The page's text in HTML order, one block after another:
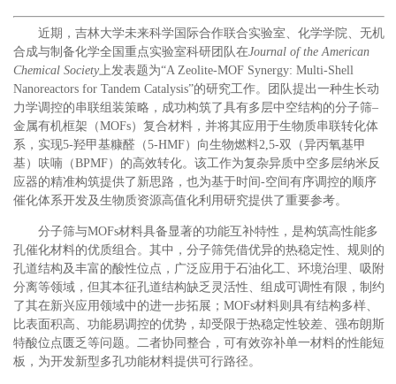
近期，吉林大学未来科学国际合作联合实验室、化学学院、无机
合成与制备化学全国重点实验室科研团队在Journal of the American
Chemical Society 上发表题为“A Zeolite-MOF Synergy: Multi-Shell
Nanoreactors for Tandem Catalysis”的研究工作。团队提出一种生长动
力学调控的串联组装策略，成功构筑了具有多层中空结构的分子筛–
金属有机框架（MOFs）复合材料，并将其应用于生物质串联转化体
系，实现5-羟甲基糠醛（5-HMF）向生物燃料2,5-双（异丙氧基甲
基）呋喃（BPMF）的高效转化。该工作为复杂异质中空多层纳米反
应器的精准构筑提供了新思路，也为基于时间-空间有序调控的顺序
催化体系开发及生物质资源高值化利用研究提供了重要参考。
分子筛与MOFs材料具备显著的功能互补特性，是构筑高性能多
孔催化材料的优质组合。其中，分子筛凭借优异的热稳定性、规则的
孔道结构及丰富的酸性位点，广泛应用于石油化工、环境治理、吸附
分离等领域，但其本征孔道结构缺乏灵活性、组成可调性有限，制约
了其在新兴应用领域中的进一步拓展；MOFs材料则具有结构多样、
比表面积高、功能易调控的优势，却受限于热稳定性较差、强布朗斯
特酸位点匮乏等问题。二者协同整合，可有效弥补单一材料的性能短
板，为开发新型多孔功能材料提供可行路径。